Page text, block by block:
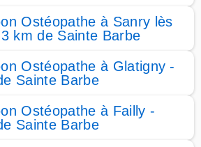
Ostéopathe à Sanry lès
km de Sainte Barbe
Ostéopathe à Glatigny -
Sainte Barbe
Ostéopathe à Failly -
Sainte Barbe